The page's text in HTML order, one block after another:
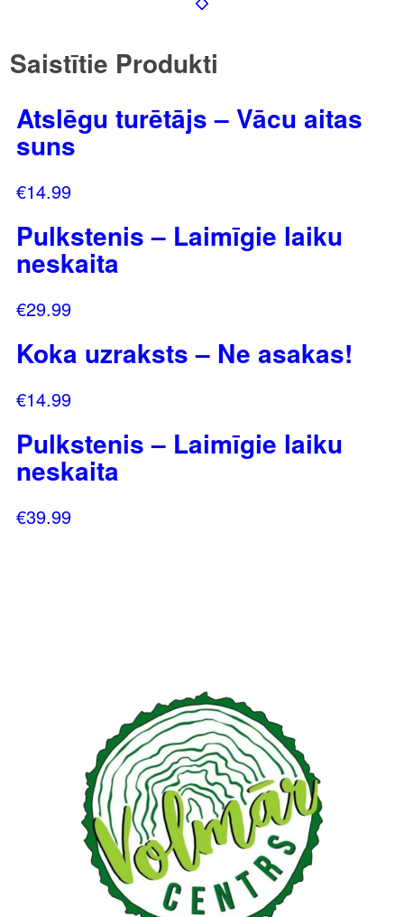
Saistītie Produkti
Atslēgu turētājs – Vācu aitas
suns
€14.99
Pulkstenis – Laimīgie laiku
neskaita
€29.99
Koka uzraksts – Ne asakas!
€14.99
Pulkstenis – Laimīgie laiku
neskaita
€39.99